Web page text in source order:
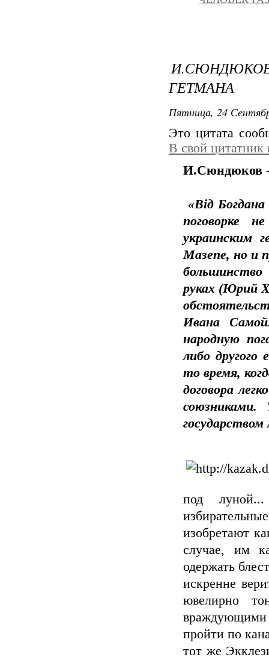
ГЕТМАНА
Пятница, 24
Это цитата
В свой цитатник
И.Сюндюков -
«Від
поговорке
украинским
Мазепе, но и
руках (Юрий
Ивана
народную
либо
то время,
договора
под
изобретают
случае, им
одержать
искренне
ювелирно
пройти по
тот же